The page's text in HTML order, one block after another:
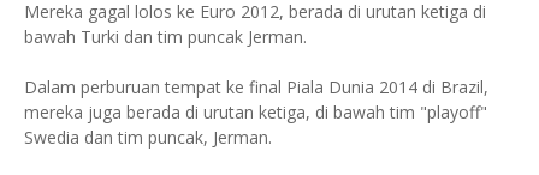
Mereka gagal lolos ke Euro 2012, berada di urutan ketiga di
bawah Turki dan tim puncak Jerman.
Dalam perburuan tempat ke final Piala Dunia 2014 di Brazil,
mereka juga berada di urutan ketiga, di bawah tim "playoff"
Swedia dan tim puncak, Jerman.